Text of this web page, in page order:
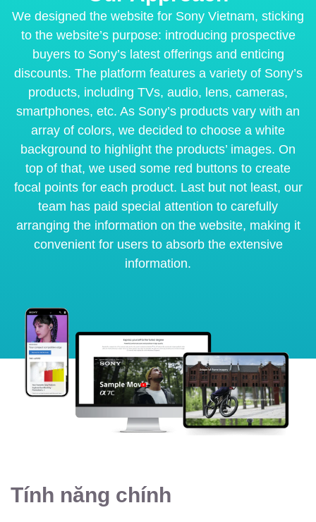
We designed the website for Sony Vietnam, sticking
to the website’s purpose: introducing prospective
buyers to Sony’s latest offerings and enticing
discounts. The platform features a variety of Sony’s
products, including TVs, audio, lens, cameras,
smartphones, etc. As Sony’s products vary with an
array of colors, we decided to choose a white
background to highlight the products’ images. On
top of that, we used some red buttons to create
focal points for each product. Last but not least, our
team has paid special attention to carefully
arranging the information on the website, making it
convenient for users to absorb the extensive
information.
Tính năng chính